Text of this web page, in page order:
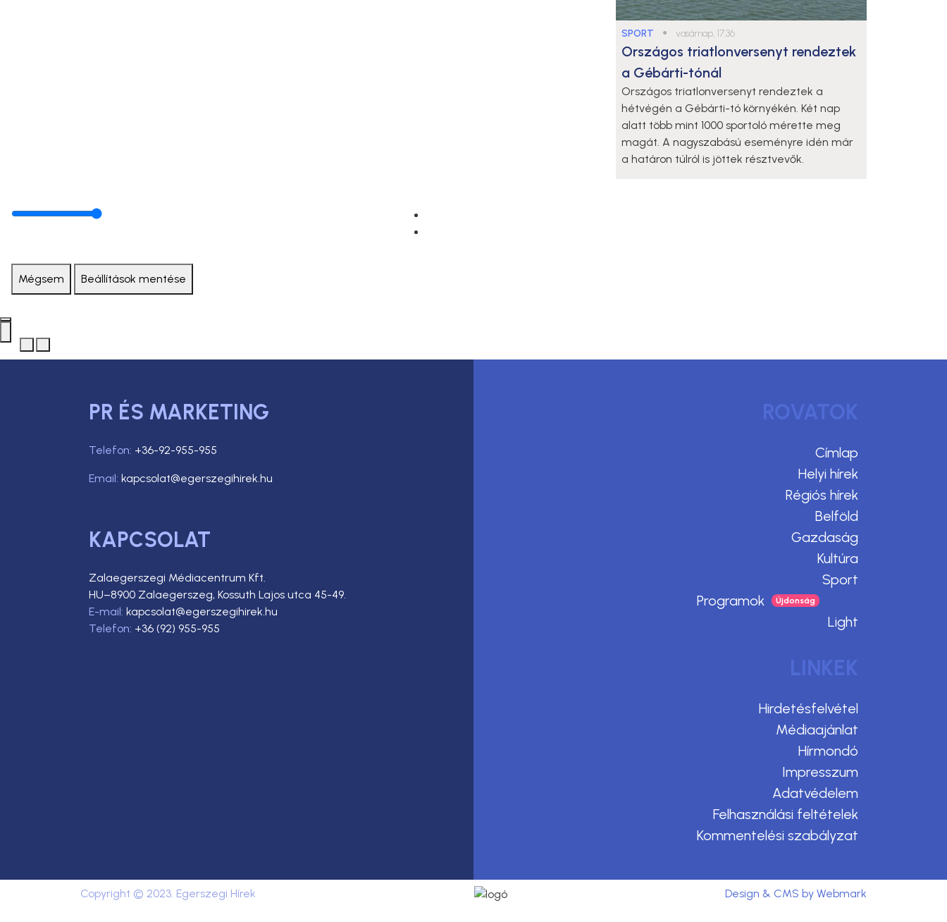
SPORT ● vasárnap, 17:36
Országos triatlonversenyt rendeztek
a Gébárti-tónál
Országos triatlonversenyt rendeztek a
hétvégén a Gébárti-tó környékén. Két nap
alatt több mint 1000 sportoló mérette meg
magát. A nagyszabású eseményre idén már
a határon túlról is jöttek résztvevők.
Mégsem Beállítások mentése
PR ÉS MARKETING
Telefon: +36-92-955-955
Email: kapcsolat@egerszegihirek.hu
KAPCSOLAT
Zalaegerszegi Médiacentrum Kft.
HU–8900 Zalaegerszeg, Kossuth Lajos utca 45-49.
E-mail: kapcsolat@egerszegihirek.hu
Telefon: +36 (92) 955-955
ROVATOK
Címlap
Helyi hírek
Régiós hírek
Belföld
Gazdaság
Kultúra
Sport
Programok
Light
LINKEK
Hirdetésfelvétel
Médiaajánlat
Hírmondó
Impresszum
Adatvédelem
Felhasználási feltételek
Kommentelési szabályzat
Copyright © 2023. Egerszegi Hírek Design & CMS by Webmark